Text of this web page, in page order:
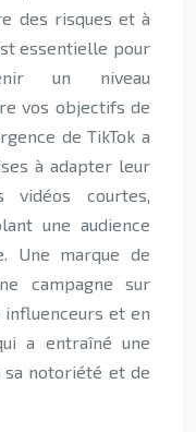
des risques et à
essentielle pour
un niveau
vos objectifs de
de TikTok a
à adapter leur
vidéos courtes,
une audience
Une marque de
campagne sur
influenceurs et en
a entraîné une
sa notoriété et de